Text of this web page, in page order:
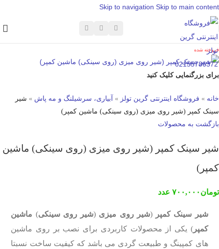
Skip to navigation Skip to main content
فروخته شده
برای بزرگنمایی کلیک کنید
خانه » فروشگاه اینترنتی گرین تولز » آبیاری، سرشیلنگ و مه پاش » شیر
سینک کمپر (شیر روی میزی (روی سینکی) ماشین کمپر)
بازگشت به محصولات
شیر سینک کمپر (شیر روی میزی (روی سینکی) ماشین
کمپر)
تومان ۷۰۰,۰۰۰ عدد
شیر سینک کمپر (شیر روی میزی (شیر روی سینکی) ماشین
کمپر) یکی از محصولات کاربردی برای نصب بر روی ماشین
های کمپینگ و طبیعت گردی می باشد که کیفیت ساخت نسبتا